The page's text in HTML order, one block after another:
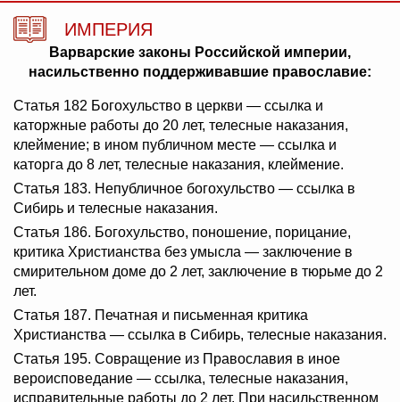
ИМПЕРИЯ
Варварские законы Российской империи,
насильственно поддерживавшие православие:
Статья 182 Богохульство в церкви — ссылка и
каторжные работы до 20 лет, телесные наказания,
клеймение; в ином публичном месте — ссылка и
каторга до 8 лет, телесные наказания, клеймение.
Статья 183. Непубличное богохульство — ссылка в
Сибирь и телесные наказания.
Статья 186. Богохульство, поношение, порицание,
критика Христианства без умысла — заключение в
смирительном доме до 2 лет, заключение в тюрьме до 2
лет.
Статья 187. Печатная и письменная критика
Христианства — ссылка в Сибирь, телесные наказания.
Статья 195. Совращение из Православия в иное
вероисповедание — ссылка, телесные наказания,
исправительные работы до 2 лет. При насильственном